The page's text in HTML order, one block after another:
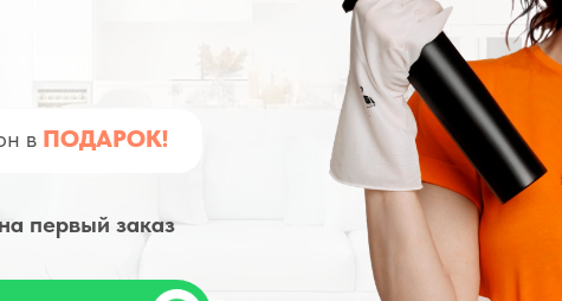
в ПОДАРОК!
первый заказ